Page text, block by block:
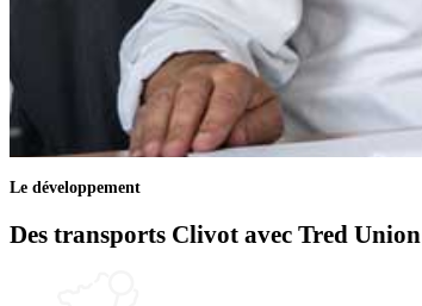
Le développement
Des transports Clivot avec Tred Union